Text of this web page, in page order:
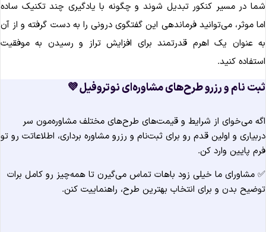
در مسیر کنکور تبدیل شوند و چگونه با یادگیری چند تکنیک ساده
موثر، می‌توانید فرماندهی این گفتگوی درونی را به دست گرفته و از آن
عنوان یک اهرم قدرتمند برای افزایش تراز و رسیدن به موفقیت
کنید.
نام و رزرو طرح‌های مشاوره‌ای نوتروفیل 💜
می‌خوای از شرایط و قیمت‌های طرح‌های مختلف مشاوره‌مون سر
و اولین قدم رو برای ثبت‌نام و رزرو مشاوره برداری، اطلاعاتت رو تو
پایین وارد کن.
مشاورای ما خیلی زود باهات تماس می‌گیرن تا همه‌چیز رو کامل برات
بدن و برای انتخاب بهترین طرح، راهنماییت کنن.